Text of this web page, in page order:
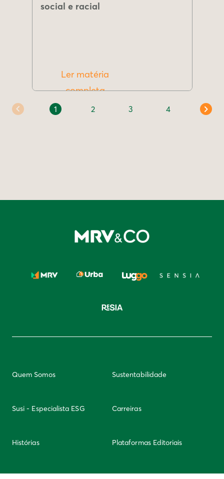
social e racial
Ler matéria
completa
1 2 3 4
Quem Somos Sustentabilidade
Susi - Especialista ESG Carreiras
Histórias Plataformas Editoriais
Newsletter Integridade